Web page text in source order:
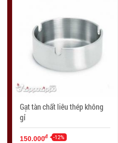
Gạt tàn chất liêu thép không
gỉ
150.000đ -12%